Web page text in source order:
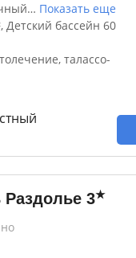
… Показать еще
Детский бассейн 60
талассо-
Раздолье 3★